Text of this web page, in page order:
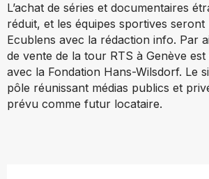
L’achat de séries et documentaires
réduit, et les équipes sportives
Ecublens avec la rédaction info. Par
de vente de la tour RTS à Genève
avec la Fondation Hans-Wilsdorf. Le
pôle réunissant médias publics et
prévu comme futur locataire.